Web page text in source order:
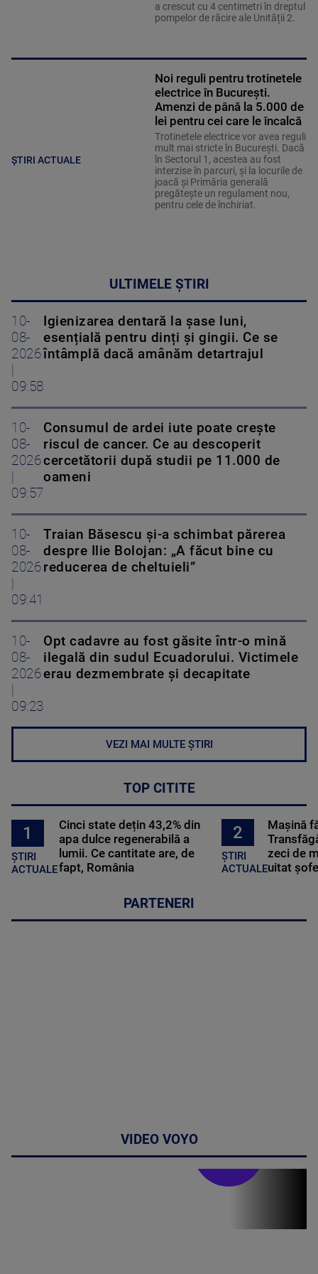
a crescut cu 4 centimetri în dreptul
pompelor de răcire ale Unității 2.
ȘTIRI ACTUALE
Noi reguli pentru trotinetele
electrice în București.
Amenzi de până la 5.000 de
lei pentru cei care le încalcă
Trotinetele electrice vor avea reguli
mult mai stricte în București. Dacă
în Sectorul 1, acestea au fost
interzise în parcuri, și la locurile de
joacă și Primăria generală
pregătește un regulament nou,
pentru cele de închiriat.
ULTIMELE ȘTIRI
10-
08-
2026
|
09:58
Igienizarea dentară la șase luni,
esențială pentru dinți și gingii. Ce se
întâmplă dacă amânăm detartrajul
10-
08-
2026
|
09:57
Consumul de ardei iute poate crește
riscul de cancer. Ce au descoperit
cercetătorii după studii pe 11.000 de
oameni
10-
08-
2026
|
09:41
Traian Băsescu și-a schimbat părerea
despre Ilie Bolojan: „A făcut bine cu
reducerea de cheltuieli”
10-
08-
2026
|
09:23
Opt cadavre au fost găsite într-o mină
ilegală din sudul Ecuadorului. Victimele
erau dezmembrate și decapitate
VEZI MAI MULTE ȘTIRI
TOP CITITE
1
ȘTIRI
ACTUALE
Cinci state dețin 43,2% din
apa dulce regenerabilă a
lumii. Ce cantitate are, de
fapt, România
2
ȘTIRI
ACTUALE
Mașină
zeci de
uitat
PARTENERI
VIDEO VOYO
Stirile PRO TV